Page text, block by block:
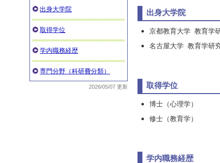
出身大学院
取得学位
学内職務経歴
専門分野（科研費分類）
2026/05/07 更新
出身大学院
京都教育大学 教育学
名古屋大学 教育学研
取得学位
博士（心理学）
修士（教育学）
学内職務経歴